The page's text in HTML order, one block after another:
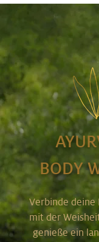
BODY
Verbinde deine
mit der
genieße ein